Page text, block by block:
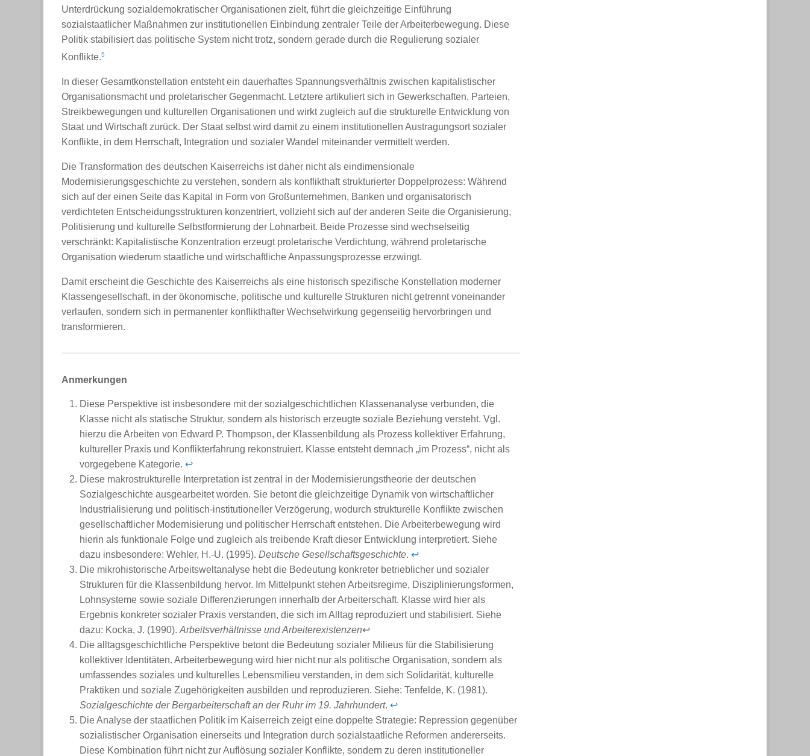
Unterdrückung sozialdemokratischer Organisationen zielt, führt die gleichzeitige Einführung
sozialstaatlicher Maßnahmen zur institutionellen Einbindung zentraler Teile der Arbeiterbewegung. Diese
Politik stabilisiert das politische System nicht trotz, sondern gerade durch die Regulierung sozialer
Konflikte.5
In dieser Gesamtkonstellation entsteht ein dauerhaftes Spannungsverhältnis zwischen kapitalistischer
Organisationsmacht und proletarischer Gegenmacht. Letztere artikuliert sich in Gewerkschaften, Parteien,
Streikbewegungen und kulturellen Organisationen und wirkt zugleich auf die strukturelle Entwicklung von
Staat und Wirtschaft zurück. Der Staat selbst wird damit zu einem institutionellen Austragungsort sozialer
Konflikte, in dem Herrschaft, Integration und sozialer Wandel miteinander vermittelt werden.
Die Transformation des deutschen Kaiserreichs ist daher nicht als eindimensionale
Modernisierungsgeschichte zu verstehen, sondern als konflikthaft strukturierter Doppelprozess: Während
sich auf der einen Seite das Kapital in Form von Großunternehmen, Banken und organisatorisch
verdichteten Entscheidungsstrukturen konzentriert, vollzieht sich auf der anderen Seite die Organisierung,
Politisierung und kulturelle Selbstformierung der Lohnarbeit. Beide Prozesse sind wechselseitig
verschränkt: Kapitalistische Konzentration erzeugt proletarische Verdichtung, während proletarische
Organisation wiederum staatliche und wirtschaftliche Anpassungsprozesse erzwingt.
Damit erscheint die Geschichte des Kaiserreichs als eine historisch spezifische Konstellation moderner
Klassengesellschaft, in der ökonomische, politische und kulturelle Strukturen nicht getrennt voneinander
verlaufen, sondern sich in permanenter konflikthafter Wechselwirkung gegenseitig hervorbringen und
transformieren.
Anmerkungen
Diese Perspektive ist insbesondere mit der sozialgeschichtlichen Klassenanalyse verbunden, die
Klasse nicht als statische Struktur, sondern als historisch erzeugte soziale Beziehung versteht. Vgl.
hierzu die Arbeiten von Edward P. Thompson, der Klassenbildung als Prozess kollektiver Erfahrung,
kultureller Praxis und Konflikterfahrung rekonstruiert. Klasse entsteht demnach „im Prozess“, nicht als
vorgegebene Kategorie. ↩
Diese makrostrukturelle Interpretation ist zentral in der Modernisierungstheorie der deutschen
Sozialgeschichte ausgearbeitet worden. Sie betont die gleichzeitige Dynamik von wirtschaftlicher
Industrialisierung und politisch-institutioneller Verzögerung, wodurch strukturelle Konflikte zwischen
gesellschaftlicher Modernisierung und politischer Herrschaft entstehen. Die Arbeiterbewegung wird
hierin als funktionale Folge und zugleich als treibende Kraft dieser Entwicklung interpretiert. Siehe
dazu insbesondere: Wehler, H.-U. (1995). Deutsche Gesellschaftsgeschichte. ↩
Die mikrohistorische Arbeitsweltanalyse hebt die Bedeutung konkreter betrieblicher und sozialer
Strukturen für die Klassenbildung hervor. Im Mittelpunkt stehen Arbeitsregime, Disziplinierungsformen,
Lohnsysteme sowie soziale Differenzierungen innerhalb der Arbeiterschaft. Klasse wird hier als
Ergebnis konkreter sozialer Praxis verstanden, die sich im Alltag reproduziert und stabilisiert. Siehe
dazu: Kocka, J. (1990).Arbeitsverhältnisse und Arbeiterexistenzen↩
Die alltagsgeschichtliche Perspektive betont die Bedeutung sozialer Milieus für die Stabilisierung
kollektiver Identitäten. Arbeiterbewegung wird hier nicht nur als politische Organisation, sondern als
umfassendes soziales und kulturelles Lebensmilieu verstanden, in dem sich Solidarität, kulturelle
Praktiken und soziale Zugehörigkeiten ausbilden und reproduzieren. Siehe: Tenfelde, K. (1981).
Sozialgeschichte der Bergarbeiterschaft an der Ruhr im 19. Jahrhundert. ↩
Die Analyse der staatlichen Politik im Kaiserreich zeigt eine doppelte Strategie: Repression gegenüber
sozialistischer Organisation einerseits und Integration durch sozialstaatliche Reformen andererseits.
Diese Kombination führt nicht zur Auflösung sozialer Konflikte, sondern zu deren institutioneller